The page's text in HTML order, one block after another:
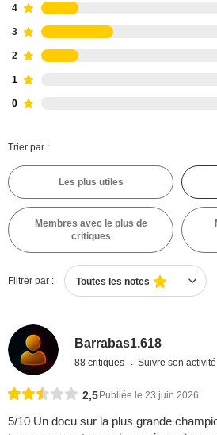
4
3
2
1
0
Trier par :
Les plus utiles
Membres avec le plus de
critiques
Filtrer par : Toutes les notes
Barrabas1.618
88 critiques Suivre son activité
2,5 Publiée le 23 juin 2026
5/10 Un docu sur la plus grande